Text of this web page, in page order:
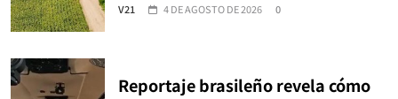
V21 4 DE AGOSTO DE 2026 0
Reportaje brasileño revela cómo